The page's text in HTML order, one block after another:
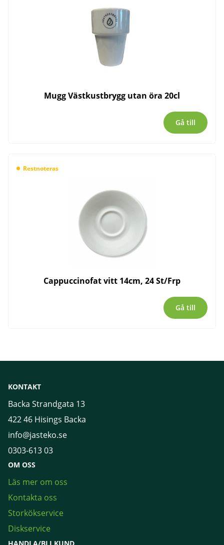
Mugg Västkustbrygg utan öra 20cl
Gå till
Restnoteras
Cappuccinofat vitt 14cm, 24 St/Frp
Gå till
KONTAKT
Backa Strandgata 13
422 46 Hisings Backa
info@jasteko.se
0303-613 03
OM OSS
Läs mer om oss
Kontakta oss
Storkökservice
Diskservice
HANDLA/BLI KUND